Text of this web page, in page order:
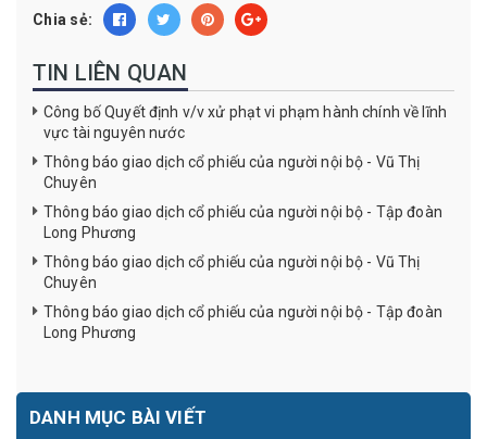
Chia sẻ:
TIN LIÊN QUAN
Công bố Quyết định v/v xử phạt vi phạm hành chính về lĩnh
vực tài nguyên nước
Thông báo giao dịch cổ phiếu của người nội bộ - Vũ Thị
Chuyên
Thông báo giao dịch cổ phiếu của người nội bộ - Tập đoàn
Long Phương
Thông báo giao dịch cổ phiếu của người nội bộ - Vũ Thị
Chuyên
Thông báo giao dịch cổ phiếu của người nội bộ - Tập đoàn
Long Phương
DANH MỤC BÀI VIẾT